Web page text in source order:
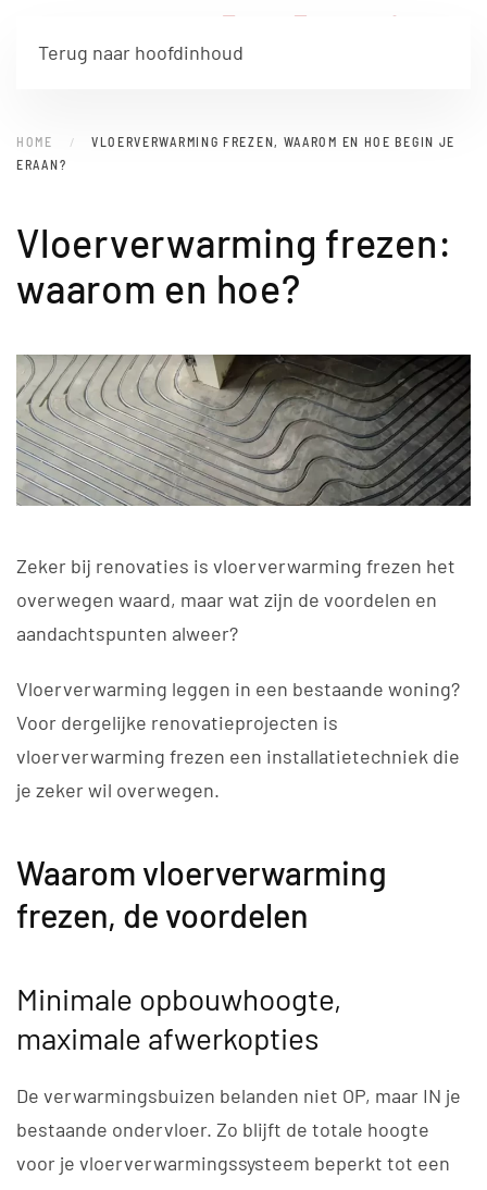
Terug naar hoofdinhoud
HOME
VLOERVERWARMING FREZEN, WAAROM EN HOE BEGIN JE
ERAAN?
Vloerverwarming frezen:
waarom en hoe?
Zeker bij renovaties is vloerverwarming frezen het
overwegen waard, maar wat zijn de voordelen en
aandachtspunten alweer?
Vloerverwarming leggen in een bestaande woning?
Voor dergelijke renovatieprojecten is
vloerverwarming frezen een installatietechniek die
je zeker wil overwegen.
Waarom vloerverwarming
frezen, de voordelen
Minimale opbouwhoogte,
maximale afwerkopties
De verwarmingsbuizen belanden niet OP, maar IN je
bestaande ondervloer. Zo blijft de totale hoogte
voor je vloerverwarmingssysteem beperkt tot een